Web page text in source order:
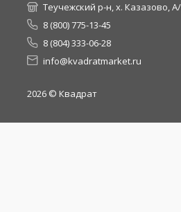
Теучежский р-н, х.
8 (800) 775-13-45
8 (804) 333-06-28
info@kvadratmarket.ru
2026 © Квадрат